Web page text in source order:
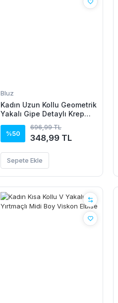
Bluz
Kadın Uzun Kollu Geometrik
Yakalı Gipe Detaylı Krep
%50
696,99 TL
348,99 TL
Sepete Ekle